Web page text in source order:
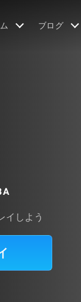
ブログ
イしよう